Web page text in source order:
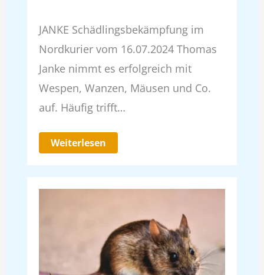
JANKE Schädlingsbekämpfung im
Nordkurier vom 16.07.2024 Thomas
Janke nimmt es erfolgreich mit
Wespen, Wanzen, Mäusen und Co.
auf. Häufig trifft…
Weiterlesen